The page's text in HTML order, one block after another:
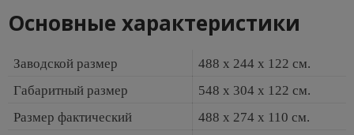
Основные характеристики
Заводской размер
488 х 244 х 122 см.
Габаритный размер
548 х 304 х 122 см.
Размер фактический
488 х 274 х 110 см.